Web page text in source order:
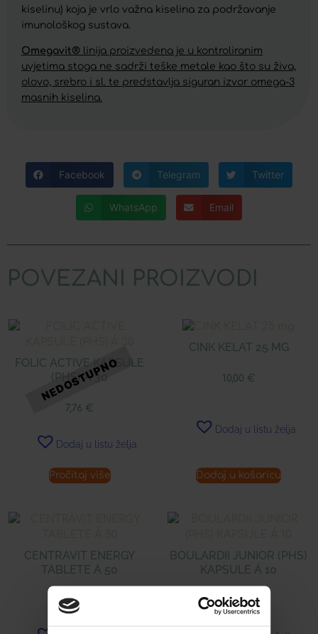
kiselinu) koja je vrlo važna kiselina za podržavanje
imunološkog sustava.
Omegavit®​ linija proizvedena je u kontroliranim
uvjetima stoga ne sadrži teške metale kao što su živa,
olovo, srebro i sl. te predstavlja siguran izvor omega-3
masnih kiselina.
Facebook Telegram Twitter
WhatsApp Email
POVEZANI PROIZVODI
FOLIC ACTIVE KAPSULE
(PHS) Á 30
7,76 €
Dodaj u listu želja
Pročitaj više
CINK KELAT 25 MG
10,00 €
Dodaj u listu želja
Dodaj u košaricu
CENTRAVIT ENERGY
TABLETE Á 50
18,99
BOULARDII JUNIOR (PHS)
KAPSULE Á 10
8,99€